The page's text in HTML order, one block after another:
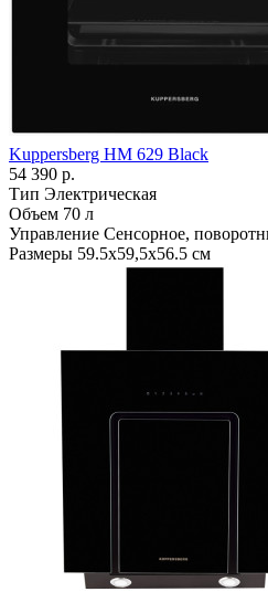
Kuppersberg HM 629 Black
54 390 р.
Тип Электрическая
Объем 70 л
Управление Сенсорное,
Размеры 59.5х59,5х56.5 см